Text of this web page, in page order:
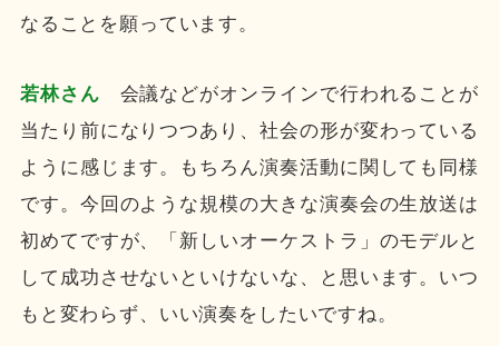
なることを願っています。
若林さん 会議などがオンラインで行われることが
当たり前になりつつあり、社会の形が変わっている
ように感じます。もちろん演奏活動に関しても同様
です。今回のような規模の大きな演奏会の生放送は
初めてですが、「新しいオーケストラ」のモデルと
して成功させないといけないな、と思います。いつ
もと変わらず、いい演奏をしたいですね。